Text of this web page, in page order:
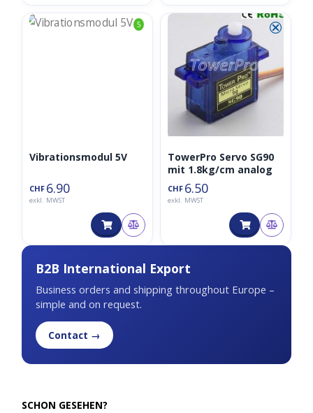
B2B International Export
Business orders and shipping throughout Europe –
simple and on request.
Contact →
SCHON GESEHEN?
5
Vibrationsmodul 5V
CHF 6.90
exkl. MWST
⮿
TowerPro Servo SG90
mit 1.8kg/cm analog
CHF 6.50
exkl. MWST